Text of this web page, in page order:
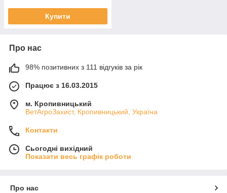
Купити
Про нас
98% позитивних з 111 відгуків за рік
Працює з 16.03.2015
м. Кропивницький
ВетАгроЗахист, Кропивницький, Україна
Контакти
Сьогодні вихідний
Показати весь графік роботи
Про нас